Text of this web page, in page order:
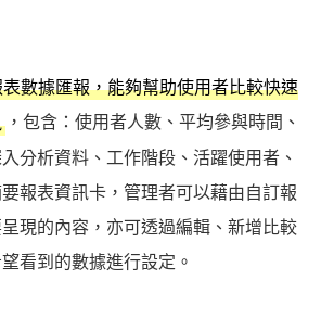
數據匯報，能夠幫助使用者比較快速
，包含：使用者人數、平均參與時間、
分析資料、工作階段、活躍使用者、
報表資訊卡，管理者可以藉由自訂報
現的內容，亦可透過編輯、新增比較
看到的數據進行設定。